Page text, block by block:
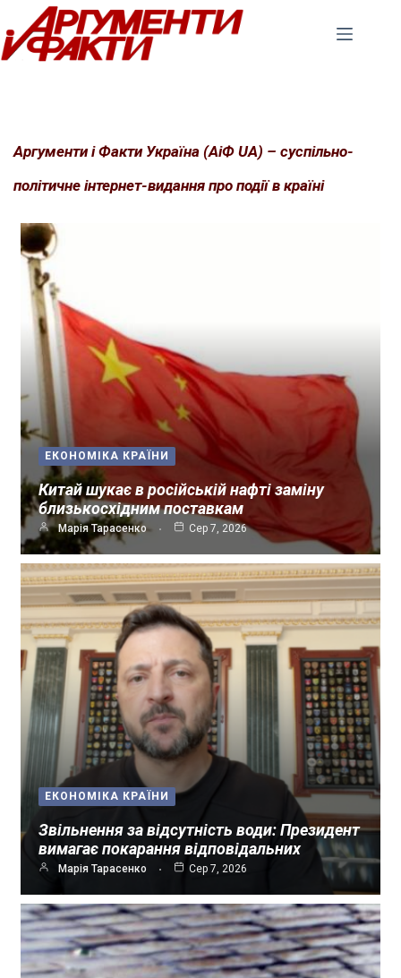
Перейти
до
вмісту
Аргументи і Факти Україна (АіФ UA) – суспільно-
політичне інтернет-видання про події в країні
ЕКОНОМІКА КРАЇНИ
Китай шукає в російській нафті заміну
близькосхідним поставкам
Марія Тарасенко Сер 7, 2026
ЕКОНОМІКА КРАЇНИ
Звільнення за відсутність води: Президент
вимагає покарання відповідальних
Марія Тарасенко Сер 7, 2026